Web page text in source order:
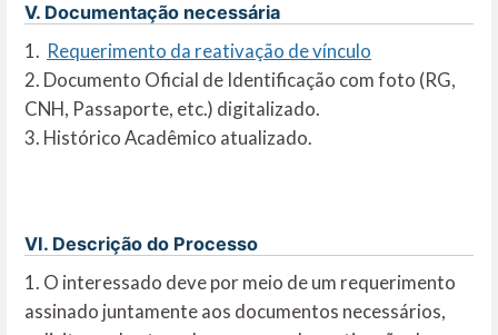
V. Documentação necessária
1. Requerimento da reativação de vínculo
2. Documento Oficial de Identificação com foto (RG,
CNH, Passaporte, etc.) digitalizado.
3. Histórico Acadêmico atualizado.
VI. Descrição do Processo
1. O interessado deve por meio de um requerimento
assinado juntamente aos documentos necessários,